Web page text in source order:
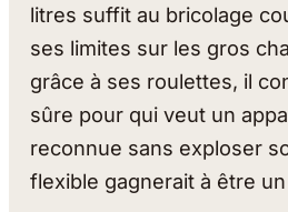
litres suffit au bricolage
ses limites sur les gros
grâce à ses roulettes, il
sûre pour qui veut un
reconnue sans exploser
flexible gagnerait à être